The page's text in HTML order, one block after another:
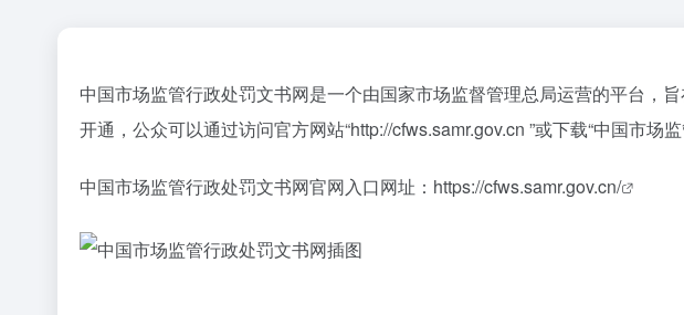
中国市场监管行政处罚文书网是一个由国家市场监督管理总局运营的平台，
开通，公众可以通过访问官方网站“http://cfws.samr.gov.cn ”或下载“中国市场
中国市场监管行政处罚文书网官网入口网址： https://cfws.samr.gov.cn/